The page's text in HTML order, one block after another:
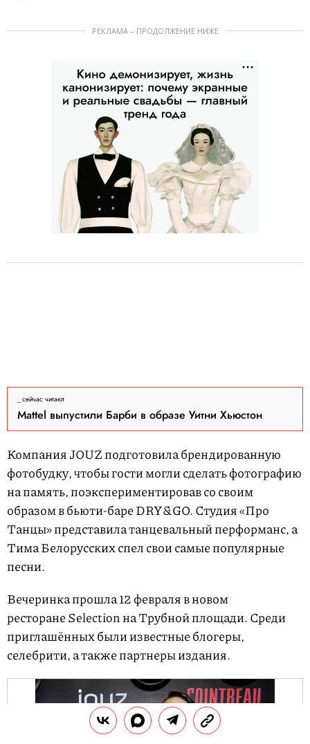
РЕКЛАМА – ПРОДОЛЖЕНИЕ НИЖЕ
сейчас читают
Mattel выпустили Барби в образе Уитни Хьюстон
Компания JOUZ подготовила брендированную
фотобудку, чтобы гости могли сделать фотографию
на память, поэкспериментировав со своим
образом в бьюти-баре DRY&GO. Студия «Про
Танцы» представила танцевальный перформанс, а
Тима Белорусских спел свои самые популярные
песни.
Вечеринка прошла 12 февраля в новом
ресторане Selection на Трубной площади. Среди
приглашённых были известные блогеры,
селебрити, а также партнеры издания.